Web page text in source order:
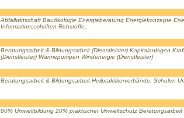
Abfallwirtschaft Bauökologie Energieberatung Energiekonzepte
Informationsschriften Rohstoffe,
Beratungsarbeit & Bildungsarbeit (Dienstleister) Kapitalanlagen
(Dienstleister) Wärmepumpen Windenergie (Dienstleister)
Beratungsarbeit & Bildungsarbeit Heilpraktikerverbände, Schulen
80% Umweltbildung 20% praktischer Umweltschutz